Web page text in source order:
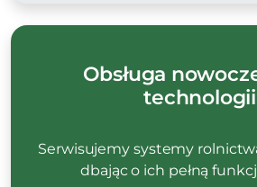
Obsługa
Serwisujemy systemy
dbając o ich pełną